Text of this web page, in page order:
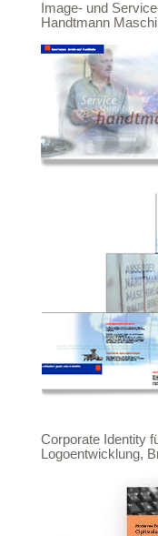
Image- und
Handtmann
Corporate Identity
Logoentwicklung,